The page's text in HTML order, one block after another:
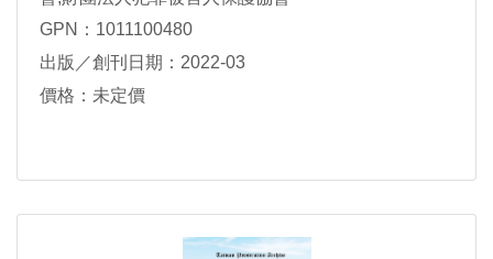
GPN：1011100480
出版／創刊日期：2022-03
價格：未定價